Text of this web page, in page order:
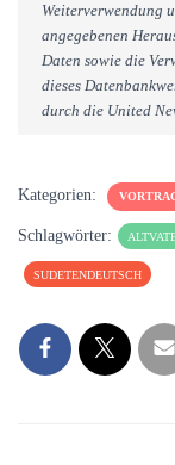
Weiterverwendung
angegebenen
Daten sowie die
dieses
durch die United
Kategorien:
Schlagwörter:
SUDETENDEUTSCH